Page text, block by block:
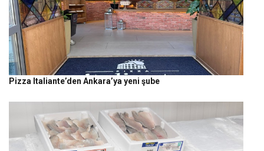
Pizza Italiante’den Ankara’ya yeni şube